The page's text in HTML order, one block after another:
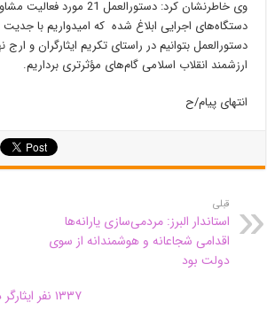
وی خاطرنشان کرد: دستورالعمل 21
دستگاه‌های اجرایی ابلاغ‌ شده که امیدواریم با
دستورالعمل بتوانیم در راستای تکریم ایثارگران و
ارزشمند انقلاب اسلامی گام‌های مؤثرتری برداریم.
انتهای پیام/ح
قبلی
استاندار البرز: مردمی‌سازی یارانه‌ها
اقدامی شجاعانه و هوشمندانه از سوی
دولت بود
۱۳۳۷ نفر